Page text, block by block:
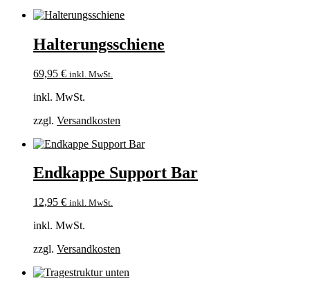
Halterungsschiene
69,95 € inkl. MwSt.
inkl. MwSt.
zzgl. Versandkosten
Endkappe Support Bar
12,95 € inkl. MwSt.
inkl. MwSt.
zzgl. Versandkosten